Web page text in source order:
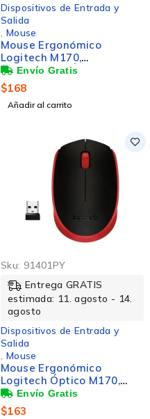
Dispositivos de Entrada y
Salida
Mouse
Mouse Ergonómico
Logitech M170,
Inalámbrico, Óptico,
1.000DPI, RF Inalámbrico,
Rosa
$168
Añadir al carrito
Sku: 91401PY
Entrega GRATIS
estimada: 11. agosto - 14.
agosto
Dispositivos de Entrada y
Salida
Mouse
Mouse Ergonómico
Logitech Óptico M170,
Inalámbrico, USB, 1000DPI,
Negro/Rojo
$163